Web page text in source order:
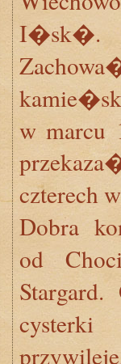
I�sk�.
w marcu
czterech
Dobra
od